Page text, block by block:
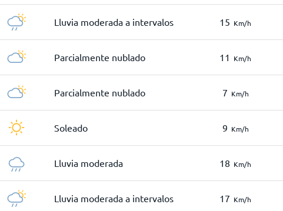
Lluvia moderada a intervalos 15 Km/h
Parcialmente nublado 11 Km/h
Parcialmente nublado 7 Km/h
Soleado 9 Km/h
Lluvia moderada 18 Km/h
Lluvia moderada a intervalos 17 Km/h